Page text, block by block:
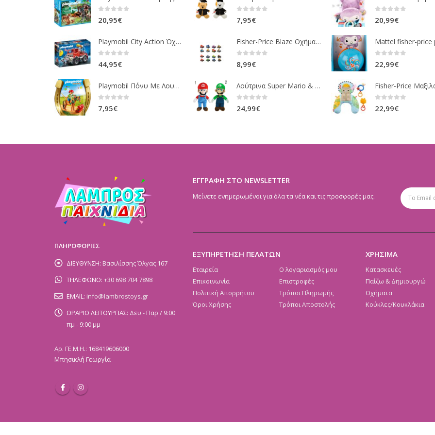
20,95€
Playmobil City Action Όχημα Πυροσβεστικής Με Τροχαλία Ρυμούλκησης 9466
44,95€
Playmobil Πόνυ Με Λουλουδάκια Και Κοριτσάκι 6968
7,95€
7,95€
Fisher-Price Blaze Οχήματα Die Cast 16 Σχέδια CGF20
8,99€
Λούτρινα Super Mario & Luigi 2 Σχέδια 30,5 Εκ. GOL13769
24,99€
20,99€
22,99€
22,99€
ΠΛΗΡΟΦΟΡΙΕΣ
ΔΙΕΥΘΥΝΣΗ: Βασιλίσσης Όλγας 167
ΤΗΛΕΦΩΝΟ: +30 698 704 7898
EMAIL: info@lambrostoys.gr
ΩΡΑΡΙΟ ΛΕΙΤΟΥΡΓΙΑΣ: Δευ - Παρ / 9:00
πμ - 9:00 μμ
Αρ. ΓΕ.Μ.Η.: 168419606000
Μπησικλή Γεωργία
ΕΓΓΡΑΦΗ ΣΤΟ NEWSLETTER
Μείνετε ενημερωμένοι για όλα τα νέα και τις προσφορές μας.
ΕΞΥΠΗΡΕΤΗΣΗ ΠΕΛΑΤΩΝ
Εταιρεία
Επικοινωνία
Πολιτική Απορρήτου
Όροι Χρήσης
Ο λογαριασμός μου
Επιστροφές
Τρόποι Πληρωμής
Τρόποι Αποστολής
ΧΡΗΣΙΜΑ
Κατασκευές
Παίζω & Δημιουργώ
Οχήματα
Κούκλες/Κουκλάκια